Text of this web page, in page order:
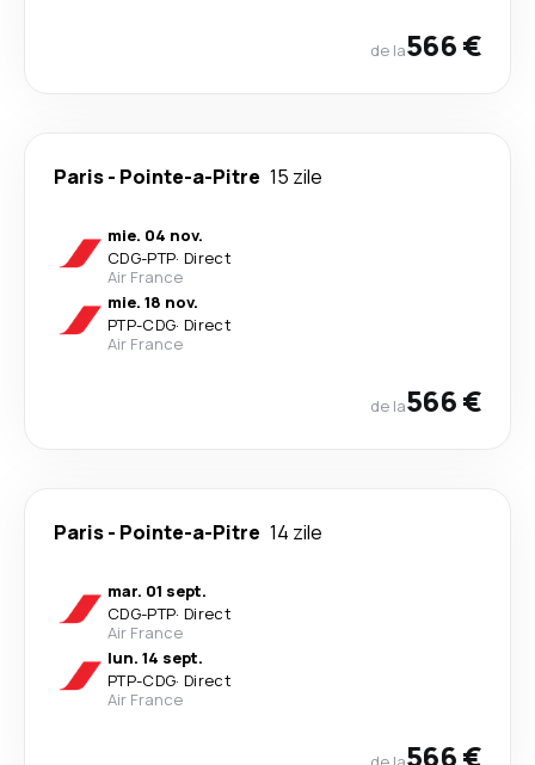
de la566 €
Paris- Pointe-a-Pitre 15 zile
mie. 04 nov.
CDG-PTP· Direct
Air France
mie. 18 nov.
PTP-CDG· Direct
Air France
de la566 €
Paris- Pointe-a-Pitre 14 zile
mar. 01 sept.
CDG-PTP· Direct
Air France
lun. 14 sept.
PTP-CDG· Direct
Air France
566 €